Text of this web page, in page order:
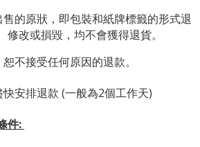
的原狀，即包裝和紙牌標籤的形式退
改或損毀，均不會獲得退貨。
不接受任何原因的退款。
安排退款 (一般為2個工作天)
件: